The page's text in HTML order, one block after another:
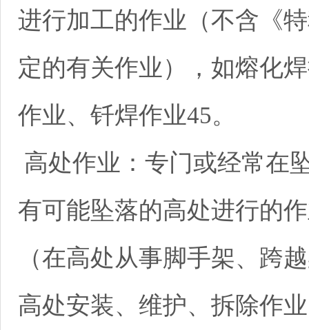
进行加工的作业（不含《
定的有关作业），如熔化
作业、钎焊作业45。
高处作业：专门或经常在
有可能坠落的高处进行的
（在高处从事脚手架、跨
高处安装、维护、拆除作